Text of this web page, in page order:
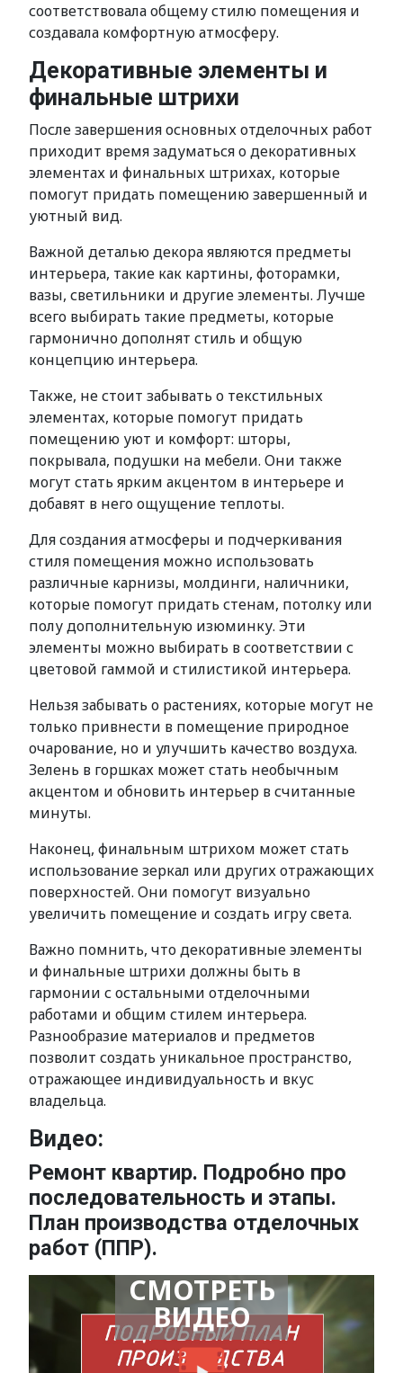
соответствовала общему стилю помещения и
создавала комфортную атмосферу.
Декоративные элементы и
финальные штрихи
После завершения основных отделочных работ
приходит время задуматься о декоративных
элементах и финальных штрихах, которые
помогут придать помещению завершенный и
уютный вид.
Важной деталью декора являются предметы
интерьера, такие как картины, фоторамки,
вазы, светильники и другие элементы. Лучше
всего выбирать такие предметы, которые
гармонично дополнят стиль и общую
концепцию интерьера.
Также, не стоит забывать о текстильных
элементах, которые помогут придать
помещению уют и комфорт: шторы,
покрывала, подушки на мебели. Они также
могут стать ярким акцентом в интерьере и
добавят в него ощущение теплоты.
Для создания атмосферы и подчеркивания
стиля помещения можно использовать
различные карнизы, молдинги, наличники,
которые помогут придать стенам, потолку или
полу дополнительную изюминку. Эти
элементы можно выбирать в соответствии с
цветовой гаммой и стилистикой интерьера.
Нельзя забывать о растениях, которые могут не
только привнести в помещение природное
очарование, но и улучшить качество воздуха.
Зелень в горшках может стать необычным
акцентом и обновить интерьер в считанные
минуты.
Наконец, финальным штрихом может стать
использование зеркал или других отражающих
поверхностей. Они помогут визуально
увеличить помещение и создать игру света.
Важно помнить, что декоративные элементы
и финальные штрихи должны быть в
гармонии с остальными отделочными
работами и общим стилем интерьера.
Разнообразие материалов и предметов
позволит создать уникальное пространство,
отражающее индивидуальность и вкус
владельца.
Видео:
Ремонт квартир. Подробно про
последовательность и этапы.
План производства отделочных
работ (ППР).
СМОТРЕТЬ
ВИДЕО